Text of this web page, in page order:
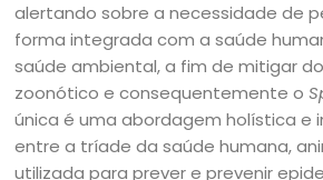
alertando sobre a necessidade de
forma integrada com a saúde
saúde ambiental, a fim de mitigar
zoonótico e consequentemente o
única é uma abordagem holística e
entre a tríade da saúde humana,
utilizada para prever e prevenir